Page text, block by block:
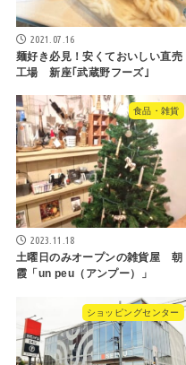
2021.07.16
麺好き必見！安くておいしい直売
工場 新座｢武蔵野フーズ｣
食品・雑貨
2023.11.18
土曜日のみオープンの雑貨屋 朝
霞「un peu（アンプー）」
ショッピングセンター